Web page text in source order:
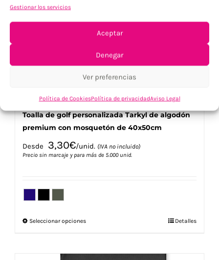
Gestionar los servicios
Aceptar
Denegar
Ver preferencias
Política de CookiesPolítica de privacidadAviso Legal
pueden
elegir
página
de
Toalla de golf personalizada Tarkyl de algodón
premium con mosquetón de 40x50cm
Desde 3,30€/unid. (IVA no incluido)
Precio sin marcaje y para más de 5.000 unid.
Seleccionar opcionesEste
múltiples
Detalles